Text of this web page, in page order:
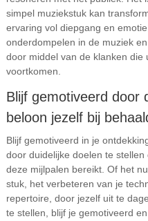
simpel muziekstuk kan
ervaring vol diepgang en
onderdompelen in de muziek
door middel van de klanken die
voortkomen.
Blijf gemotiveerd door
beloon jezelf bij
Blijf gemotiveerd in je
door duidelijke doelen te
deze mijlpalen bereikt. Of het
stuk, het verbeteren van je
repertoire, door jezelf uit te
te stellen, blijf je gemotiveerd